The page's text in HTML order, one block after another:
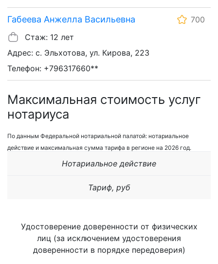
Габеева Анжелла Васильевна
700
Стаж: 12 лет
Адрес: с. Эльхотова, ул. Кирова, 223
Телефон: +796317660**
Максимальная стоимость услуг
нотариуса
По данным Федеральной нотариальной палатой: нотариальное
действие и максимальная сумма тарифа в регионе на 2026 год.
Нотариальное действие
Тариф, руб
Удостоверение доверенности от физических
лиц (за исключением удостоверения
доверенности в порядке передоверия)